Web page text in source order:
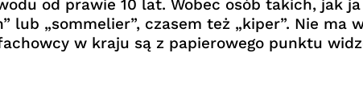
od prawie 10 lat. Wobec osób takich, jak
lub „sommelier”, czasem też „kiper”. Nie
w kraju są z papierowego punktu